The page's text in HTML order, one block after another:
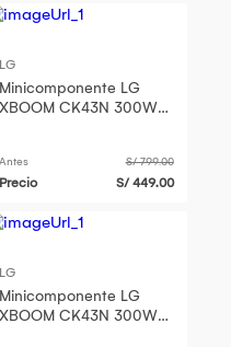
LG
Minicomponente LG
XBOOM CK43N 300W
Antes S/ 799.00
Precio S/ 449.00
LG
Minicomponente LG
XBOOM CK43N 300W